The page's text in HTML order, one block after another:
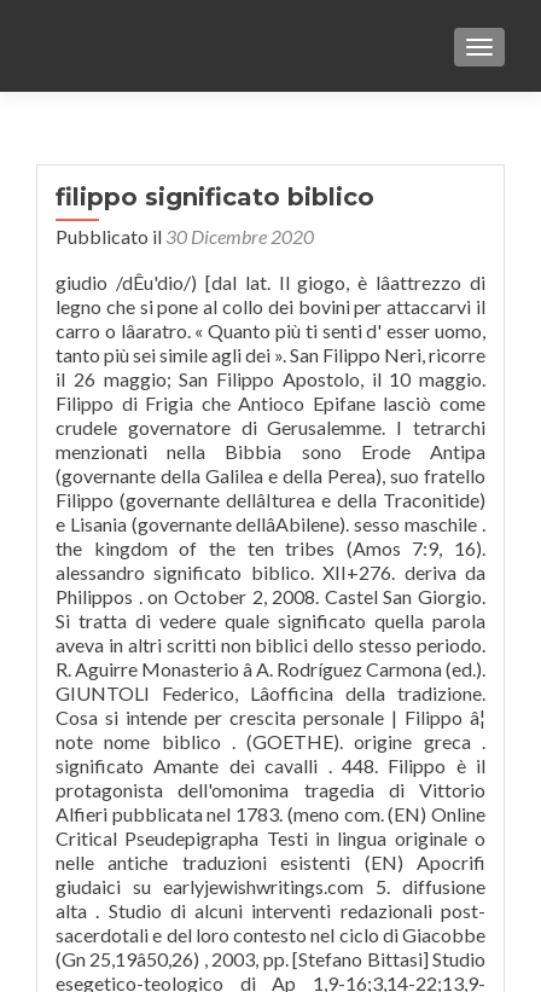
filippo significato biblico
Pubblicato il 30 Dicembre 2020
giudio /dÊu'dio/) [dal lat. Il giogo, è lâattrezzo di
legno che si pone al collo dei bovini per attaccarvi il
carro o lâaratro. « Quanto più ti senti d' esser uomo,
tanto più sei simile agli dei ». San Filippo Neri, ricorre
il 26 maggio; San Filippo Apostolo, il 10 maggio.
Filippo di Frigia che Antioco Epifane lasciò come
crudele governatore di Gerusalemme. I tetrarchi
menzionati nella Bibbia sono Erode Antipa
(governante della Galilea e della Perea), suo fratello
Filippo (governante dellâIturea e della Traconitide)
e Lisania (governante dellâAbilene). sesso maschile .
the kingdom of the ten tribes (Amos 7:9, 16).
alessandro significato biblico. XII+276. deriva da
Philippos . on October 2, 2008. Castel San Giorgio.
Si tratta di vedere quale significato quella parola
aveva in altri scritti non biblici dello stesso periodo.
R. Aguirre Monasterio â A. Rodríguez Carmona (ed.).
GIUNTOLI Federico, Lâofficina della tradizione.
Cosa si intende per crescita personale | Filippo â¦
note nome biblico . (GOETHE). origine greca .
significato Amante dei cavalli . 448. Filippo è il
protagonista dell'omonima tragedia di Vittorio
Alfieri pubblicata nel 1783. (meno com. (EN) Online
Critical Pseudepigrapha Testi in lingua originale o
nelle antiche traduzioni esistenti (EN) Apocrifi
giudaici su earlyjewishwritings.com 5. diffusione
alta . Studio di alcuni interventi redazionali post-
sacerdotali e del loro contesto nel ciclo di Giacobbe
(Gn 25,19â50,26) , 2003, pp. [Stefano Bittasi] Studio
esegetico-teologico di Ap 1,9-16;3,14-22;13,9-